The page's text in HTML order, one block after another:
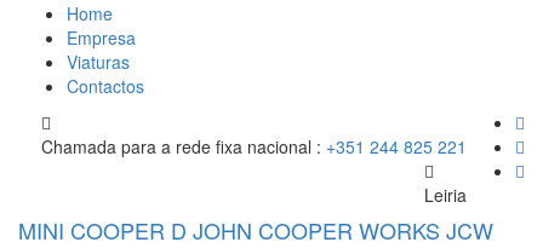
Home
Empresa
Viaturas
Contactos
Chamada para a rede fixa nacional : +351 244 825 221
Leiria
MINI COOPER D JOHN COOPER WORKS JCW